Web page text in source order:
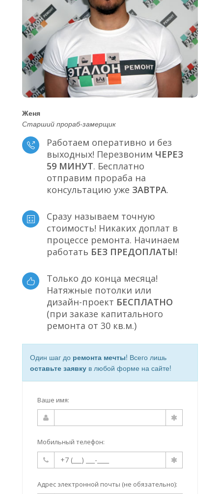
Женя
Старший прораб-замерщик
Работаем оперативно и без
выходных! Перезвоним ЧЕРЕЗ
59 МИНУТ. Бесплатно
отправим прораба на
консультацию уже ЗАВТРА.
Сразу называем точную
стоимость! Никаких доплат в
процессе ремонта. Начинаем
работать БЕЗ ПРЕДОПЛАТЫ!
Только до конца месяца!
Натяжные потолки или
дизайн-проект БЕСПЛАТНО
(при заказе капитального
ремонта от 30 кв.м.)
Один шаг до ремонта мечты! Всего лишь
оставьте заявку в любой форме на сайте!
Ваше имя:
Мобильный телефон:
Адрес электронной почты (не обязательно):